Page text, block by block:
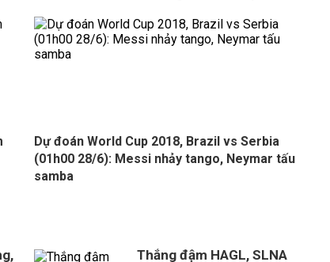
Dự đoán World Cup 2018, Brazil vs Serbia
(01h00 28/6): Messi nhảy tango, Neymar tấu
samba
Thắng đậm HAGL, SLNA